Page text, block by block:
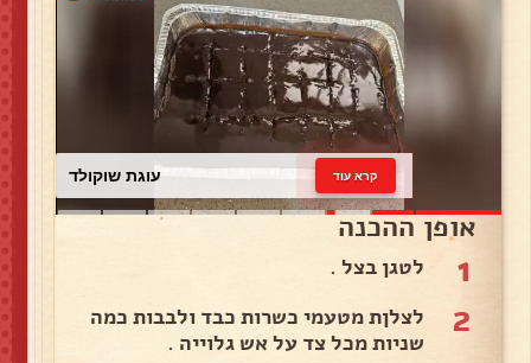
עוגת שוקולד קרא עוד
אופן ההכנה
1 לטגן בצל .
2
לצלןת מטעמי כשרות כבד ולבבות כמה
שניות מכל צד על אש גלוייה .